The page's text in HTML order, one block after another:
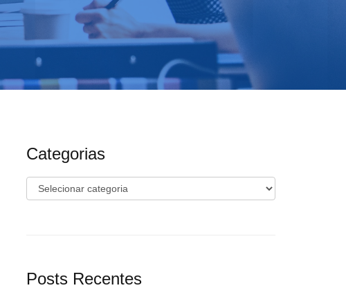
Categorias
Categorias
Posts Recentes